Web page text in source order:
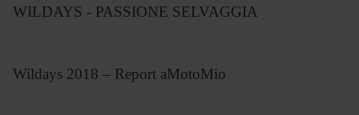
WILDAYS - PASSIONE SELVAGGIA
Wildays 2018 – Report aMotoMio